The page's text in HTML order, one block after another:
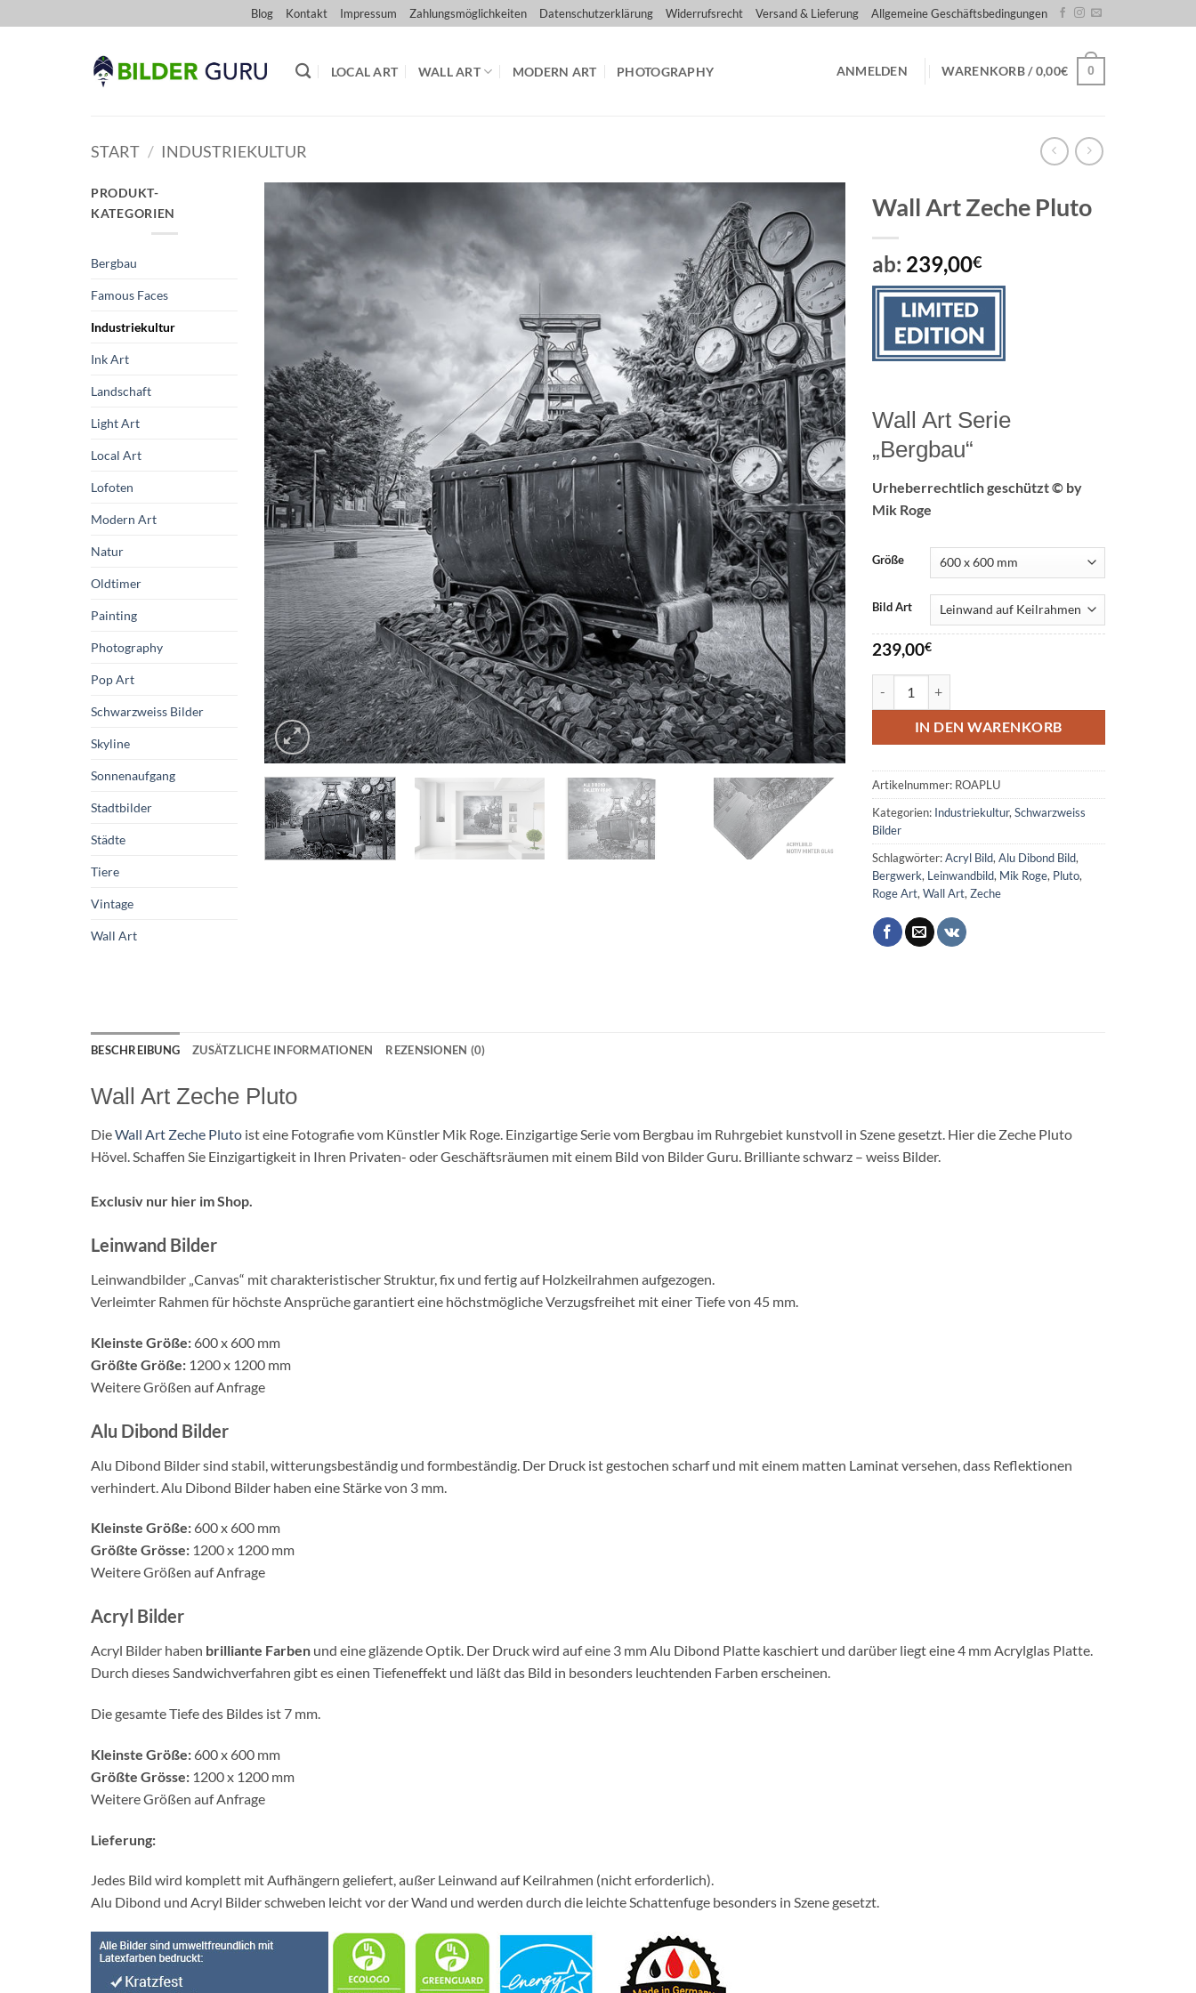
Inhalt
Blog Kontakt Impressum Zahlungsmöglichkeiten Datenschutzerklärung Widerrufsrecht Versand & Lieferung Allgemeine Geschäftsbedingungen
LOCAL ART WALL ART MODERN ART PHOTOGRAPHY ANMELDEN WARENKORB /0,00€ 0
START / INDUSTRIEKULTUR
PRODUKT-
KATEGORIEN
Bergbau
Famous Faces
Industriekultur
Ink Art
Landschaft
Light Art
Local Art
Lofoten
Modern Art
Natur
Oldtimer
Painting
Photography
Pop Art
Schwarzweiss Bilder
Skyline
Sonnenaufgang
Stadtbilder
Städte
Tiere
Vintage
Wall Art
Wall Art Zeche Pluto
ab: 239,00€
Wall Art Serie
„Bergbau“
Urheberrechtlich geschützt © by
Mik Roge
Größe
Bild Art
239,00€
IN DEN WARENKORB
Artikelnummer: ROAPLU
Kategorien: Industriekultur, Schwarzweiss
Bilder
Schlagwörter:Acryl Bild, Alu Dibond Bild,
Bergwerk, Leinwandbild, Mik Roge, Pluto,
Roge Art, Wall Art, Zeche
BESCHREIBUNG ZUSÄTZLICHE INFORMATIONEN REZENSIONEN (0)
Wall Art Zeche Pluto
DieWall Art Zeche Pluto ist eine Fotografie vom Künstler Mik Roge. Einzigartige Serie vom Bergbau im Ruhrgebiet kunstvoll in Szene gesetzt. Hier die Zeche Pluto
Hövel. Schaffen Sie Einzigartigkeit in Ihren Privaten- oder Geschäftsräumen mit einem Bild von Bilder Guru. Brilliante schwarz – weiss Bilder.
Exclusiv nur hier im Shop.
Leinwand Bilder
Leinwandbilder „Canvas“ mit charakteristischer Struktur, fix und fertig auf Holzkeilrahmen aufgezogen.
Verleimter Rahmen für höchste Ansprüche garantiert eine höchstmögliche Verzugsfreihet mit einer Tiefe von 45 mm.
Kleinste Größe: 600 x 600 mm
Größte Größe: 1200 x 1200 mm
Weitere Größen auf Anfrage
Alu Dibond Bilder
Alu Dibond Bilder sind stabil, witterungsbeständig und formbeständig. Der Druck ist gestochen scharf und mit einem matten Laminat versehen, dass Reflektionen
verhindert. Alu Dibond Bilder haben eine Stärke von 3 mm.
Kleinste Größe: 600 x 600 mm
Größte Grösse: 1200 x 1200 mm
Weitere Größen auf Anfrage
Acryl Bilder
Acryl Bilder haben brilliante Farben und eine gläzende Optik. Der Druck wird auf eine 3 mm Alu Dibond Platte kaschiert und darüber liegt eine 4 mm Acrylglas Platte.
Durch dieses Sandwichverfahren gibt es einen Tiefeneffekt und läßt das Bild in besonders leuchtenden Farben erscheinen.
Die gesamte Tiefe des Bildes ist 7 mm.
Kleinste Größe: 600 x 600 mm
Größte Grösse: 1200 x 1200 mm
Weitere Größen auf Anfrage
Lieferung:
Jedes Bild wird komplett mit Aufhängern geliefert, außer Leinwand auf Keilrahmen (nicht erforderlich).
Alu Dibond und Acryl Bilder schweben leicht vor der Wand und werden durch die leichte Schattenfuge besonders in Szene gesetzt.